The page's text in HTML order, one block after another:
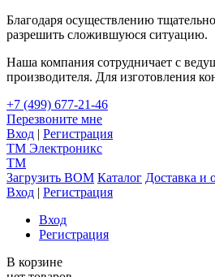
Благодаря осуществлению
разрешить сложившуюся ситуацию.
Наша компания сотрудничает с
производителя. Для изготовления
+7 (499) 677-21-46
Перезвоните мне
Вход | Регистрация
TM Электроникс
TM
Загрузить BOM Каталог Доставка и
Вход | Регистрация
Вход
Регистрация
В корзине